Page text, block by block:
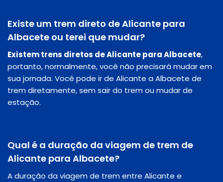
Existe um trem direto de Alicante para
Albacete ou terei que mudar?
Existem trens diretos de Alicante para Albacete,
portanto, normalmente, você não precisará mudar em
sua jornada. Você pode ir de Alicante a Albacete de
trem diretamente, sem sair do trem ou mudar de
estação.
Qual é a duração da viagem de trem de
Alicante para Albacete?
A duração da viagem de trem entre Alicante e